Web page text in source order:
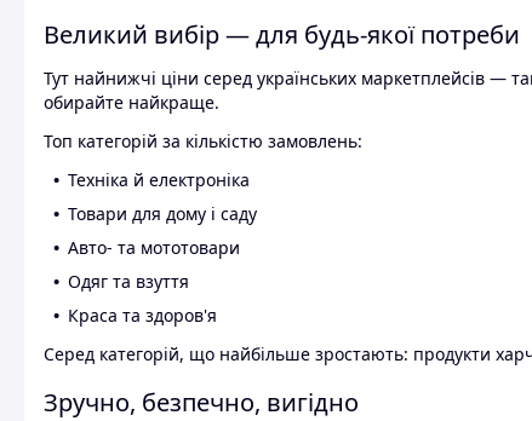
Великий вибір — для будь-якої потреби
Тут найнижчі ціни серед українських маркетплейсів —
обирайте найкраще.
Топ категорій за кількістю замовлень:
Техніка й електроніка
Товари для дому і саду
Авто- та мототовари
Одяг та взуття
Краса та здоров'я
Серед категорій, що найбільше зростають: продукти
Зручно, безпечно, вигідно